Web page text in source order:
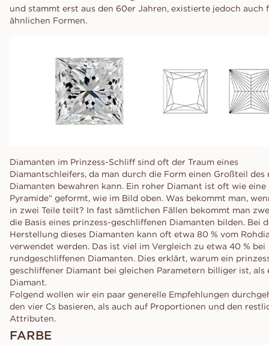
und stammt erst aus den 60er Jahren, existierte jedoch auch
ähnlichen Formen.
Diamanten im Prinzess-Schliff sind oft der Traum eines
Diamantschleifers, da man durch die Form einen Großteil des
Diamanten bewahren kann. Ein roher Diamant ist oft wie eine
Pyramide“ geformt, wie im Bild oben. Was bekommt man,
in zwei Teile teilt? In fast sämtlichen Fällen bekommt man
die Basis eines prinzess-geschliffenen Diamanten bilden. Bei
Herstellung dieses Diamanten kann oft etwa 80 % vom
verwendet werden. Das ist viel im Vergleich zu etwa 40 % bei
rundgeschliffenen Diamanten. Dies erklärt, warum ein
geschliffener Diamant bei gleichen Parametern billiger ist, als
Diamant.
Folgend wollen wir ein paar generelle Empfehlungen
den vier Cs basieren, als auch auf Proportionen und den
Attributen.
FARBE